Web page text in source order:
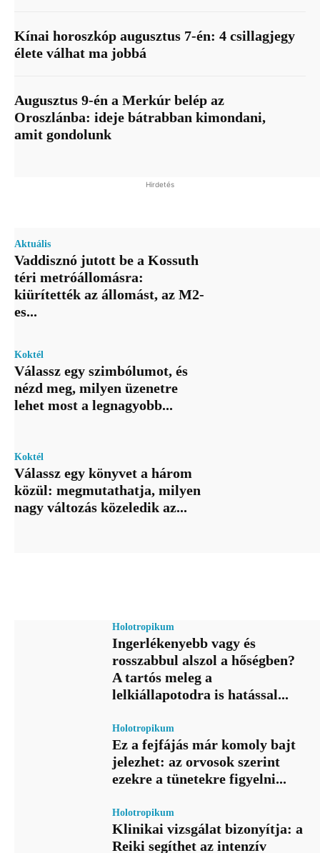
Kínai horoszkóp augusztus 7-én: 4 csillagjegy
élete válhat ma jobbá
Augusztus 9-én a Merkúr belép az
Oroszlánba: ideje bátrabban kimondani,
amit gondolunk
Hirdetés
Aktuális
Vaddisznó jutott be a Kossuth
téri metróállomásra:
kiürítették az állomást, az M2-
es...
Koktél
Válassz egy szimbólumot, és
nézd meg, milyen üzenetre
lehet most a legnagyobb...
Koktél
Válassz egy könyvet a három
közül: megmutathatja, milyen
nagy változás közeledik az...
Holotropikum
Ingerlékenyebb vagy és
rosszabbul alszol a hőségben?
A tartós meleg a
lelkiállapotodra is hatással...
Holotropikum
Ez a fejfájás már komoly bajt
jelezhet: az orvosok szerint
ezekre a tünetekre figyelni...
Holotropikum
Klinikai vizsgálat bizonyítja: a
Reiki segíthet az intenzív